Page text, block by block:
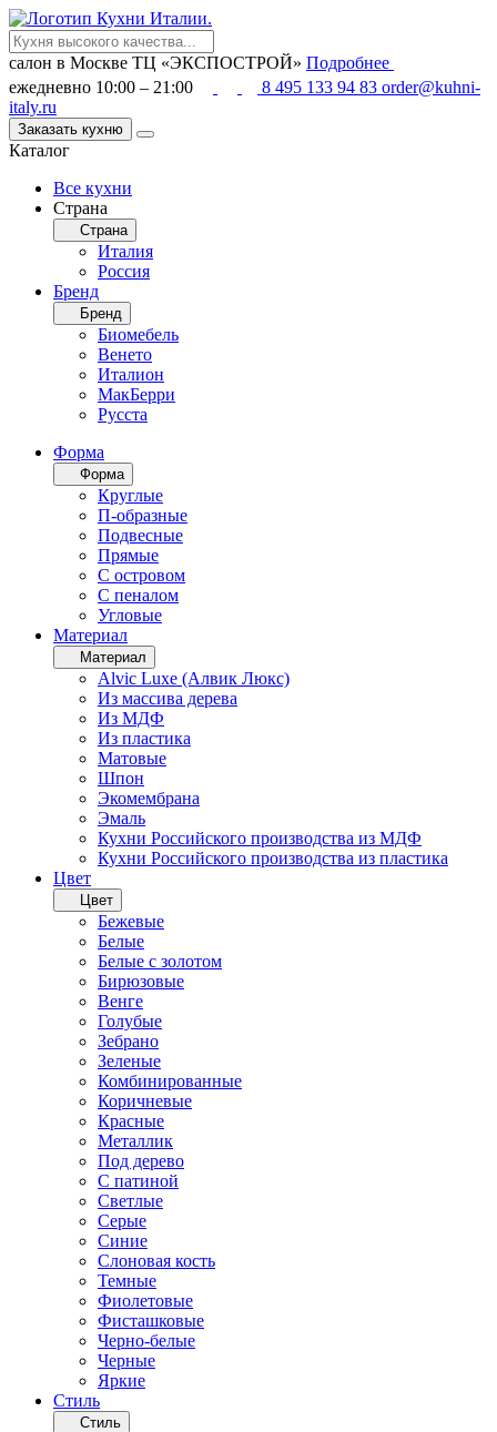
салон в Москве ТЦ «ЭКСПОСТРОЙ» Подробнее
ежедневно 10:00 – 21:00
8 495 133 94 83 order@kuhni-
italy.ru
Заказать кухню
Каталог
Все кухни
Страна
Страна
Италия
Россия
Бренд
Бренд
Биомебель
Венето
Италион
МакБерри
Русста
Форма
Форма
Круглые
П-образные
Подвесные
Прямые
С островом
С пеналом
Угловые
Материал
Материал
Alvic Luxe (Алвик Люкс)
Из массива дерева
Из МДФ
Из пластика
Матовые
Шпон
Экомембрана
Эмаль
Кухни Российского производства из МДФ
Кухни Российского производства из пластика
Цвет
Цвет
Бежевые
Белые
Белые с золотом
Бирюзовые
Венге
Голубые
Зебрано
Зеленые
Комбинированные
Коричневые
Красные
Металлик
Под дерево
С патиной
Светлые
Серые
Синие
Слоновая кость
Темные
Фиолетовые
Фисташковые
Черно-белые
Черные
Яркие
Стиль
Стиль